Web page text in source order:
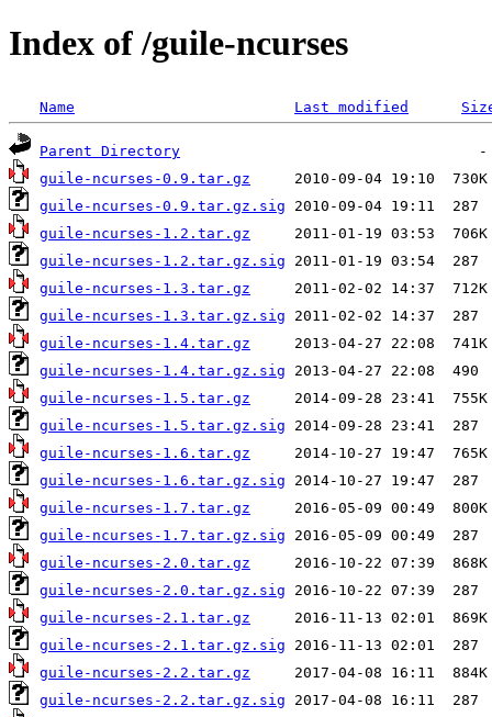
Index of /guile-ncurses
Name Last modified
Parent Directory
guile-ncurses-0.9.tar.gz
guile-ncurses-0.9.tar.gz.sig
guile-ncurses-1.2.tar.gz
guile-ncurses-1.2.tar.gz.sig
guile-ncurses-1.3.tar.gz
guile-ncurses-1.3.tar.gz.sig
guile-ncurses-1.4.tar.gz
guile-ncurses-1.4.tar.gz.sig
guile-ncurses-1.5.tar.gz
guile-ncurses-1.5.tar.gz.sig
guile-ncurses-1.6.tar.gz
guile-ncurses-1.6.tar.gz.sig
guile-ncurses-1.7.tar.gz
guile-ncurses-1.7.tar.gz.sig
guile-ncurses-2.0.tar.gz
guile-ncurses-2.0.tar.gz.sig
guile-ncurses-2.1.tar.gz
guile-ncurses-2.1.tar.gz.sig
guile-ncurses-2.2.tar.gz
guile-ncurses-2.2.tar.gz.sig